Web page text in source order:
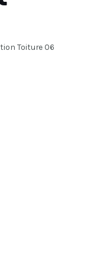
Toiture 06